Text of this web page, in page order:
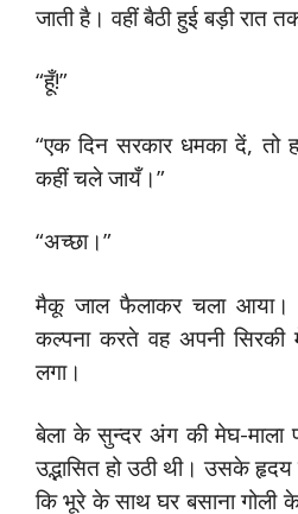
जाती है। वहीं बैठी हुई बड़ी रात
“हूँ!”
“एक दिन सरकार धमका दें,
कहीं चले जायँ।”
“अच्छा।”
मैकू जाल फैलाकर चला आया।
कल्पना करते वह अपनी
लगा।
बेला के सुन्दर अंग की मेघ-माला
उद्भासित हो उठी थी। उसके
कि भूरे के साथ घर बसाना गोली